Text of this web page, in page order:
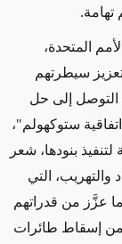
تهامة.
المتحدة،
سيطرتهم
التوصل إلى حل
ستوكهولم"،
بنودها، شعر
والتهريب، التي
عزَّز من قدراتهم
إسقاط طائرات